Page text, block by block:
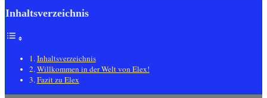
Inhaltsverzeichnis
Inhaltsverzeichnis
Willkommen in der Welt von Elex!
Fazit zu Elex